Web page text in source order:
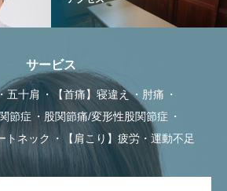
サービス
五十肩 【首痛】寝違え
肘痛
節症
股関節痛/変形性股関節症
トネック
【肩こり】疲労・運動不足